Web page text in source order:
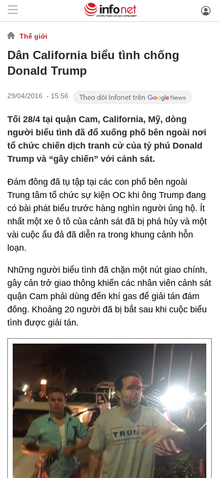
Thế giới
Dân California biểu tình chống
Donald Trump
29/04/2016 - 15:56
Tối 28/4 tại quận Cam, California, Mỹ, dòng
người biểu tình đã đổ xuống phố bên ngoài nơi
tổ chức chiến dịch tranh cử của tỷ phú Donald
Trump và “gây chiến” với cảnh sát.
Đám đông đã tụ tập tại các con phố bên ngoài
Trung tâm tổ chức sự kiện OC khi ông Trump đang
có bài phát biểu trước hàng nghìn người ủng hộ. Ít
nhất một xe ô tô của cảnh sát đã bị phá hủy và một
vài cuộc ẩu đả đã diễn ra trong khung cảnh hỗn
loạn.
Những người biểu tình đã chặn một nút giao chính,
gây cản trở giao thông khiến các nhân viên cảnh sát
quận Cam phải dùng đến khí gas để giải tán đám
đông. Khoảng 20 người đã bị bắt sau khi cuộc biểu
tình được giải tán.